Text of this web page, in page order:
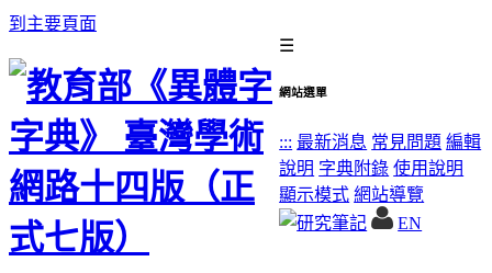
到主要頁面
☰
網站選單
::: 最新消息 常見問題 編輯
說明 字典附錄 使用說明
顯示模式 網站導覽
EN